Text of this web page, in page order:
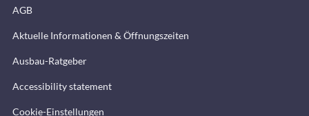
AGB
Aktuelle Informationen & Öffnungszeiten
Ausbau-Ratgeber
Accessibility statement
Cookie-Einstellungen